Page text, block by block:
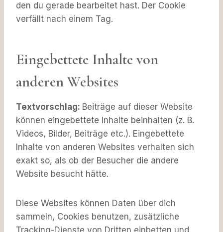
den du gerade bearbeitet hast. Der Cookie
verfällt nach einem Tag.
Eingebettete Inhalte von
anderen Websites
Textvorschlag: Beiträge auf dieser Website
können eingebettete Inhalte beinhalten (z. B.
Videos, Bilder, Beiträge etc.). Eingebettete
Inhalte von anderen Websites verhalten sich
exakt so, als ob der Besucher die andere
Website besucht hätte.
Diese Websites können Daten über dich
sammeln, Cookies benutzen, zusätzliche
Tracking-Dienste von Dritten einbetten und